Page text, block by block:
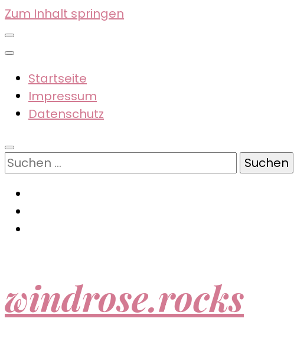
Zum Inhalt springen
Startseite
Impressum
Datenschutz
Suchen
nach:
windrose.rocks